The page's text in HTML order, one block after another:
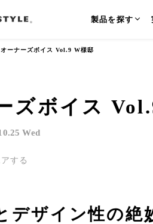
ド
アイランドキッチン
製品を探す
オーナーズボイス Vol.9 W様邸
ズボイス
Wed
する
デザイン性の絶